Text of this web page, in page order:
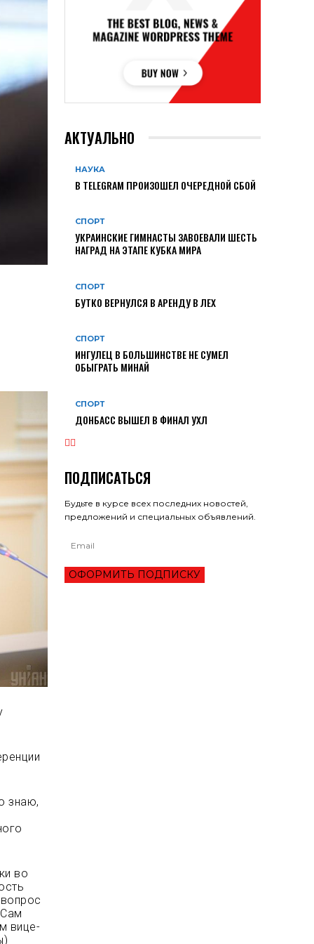
знаю,
во
вице-
АКТУАЛЬНО
НАУКА
В TELEGRAM ПРОИЗОШЕЛ ОЧЕРЕДНОЙ СБОЙ
СПОРТ
УКРАИНСКИЕ ГИМНАСТЫ ЗАВОЕВАЛИ ШЕСТЬ
НАГРАД НА ЭТАПЕ КУБКА МИРА
СПОРТ
БУТКО ВЕРНУЛСЯ В АРЕНДУ В ЛЕХ
СПОРТ
ИНГУЛЕЦ В БОЛЬШИНСТВЕ НЕ СУМЕЛ
ОБЫГРАТЬ МИНАЙ
СПОРТ
ДОНБАСС ВЫШЕЛ В ФИНАЛ УХЛ
ПОДПИСАТЬСЯ
Будьте в курсе всех последних новостей,
предложений и специальных объявлений.
ОФОРМИТЬ ПОДПИСКУ